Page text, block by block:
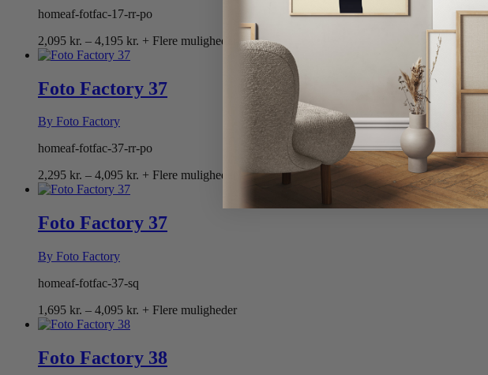
homeaf-fotfac-17-rr-po
2,095 kr. – 4,195 kr. Prisinterval:
4,195 kr.
+ Flere muligheder
Foto Factory 37
By Foto Factory
homeaf-fotfac-37-rr-po
2,295 kr. – 4,095 kr. Prisinterval:
4,095 kr.
+ Flere muligheder
Foto Factory 37
By Foto Factory
homeaf-fotfac-37-sq
1,695 kr. – 4,095 kr. Prisinterval:
4,095 kr.
+ Flere muligheder
Foto Factory 38